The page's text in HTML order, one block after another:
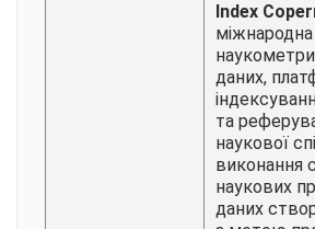
Index
міжнародна
даних,
та
наукової
виконання
наукових
даних